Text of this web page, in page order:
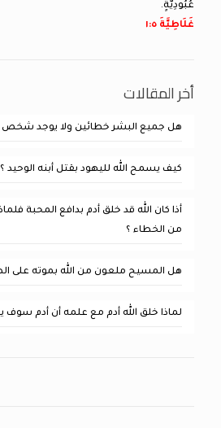
عُبُودِيَّةٍ.
غَلَاطِيَّةَ ٥:‏١
أخر المقالات
هل جميع البشر خطائين ولا يوجد شخص
كيف يسمح الله لليهود بقتل أبنه الوحيد ؟
أذا كان الله قد خلق أدم بدافع المحبة
من الخطاء ؟
هل المسيح ملعون من الله بموته على
لماذا خلق الله أدم مع علمه أن أدم سوف